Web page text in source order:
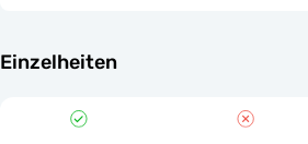
Einzelheiten